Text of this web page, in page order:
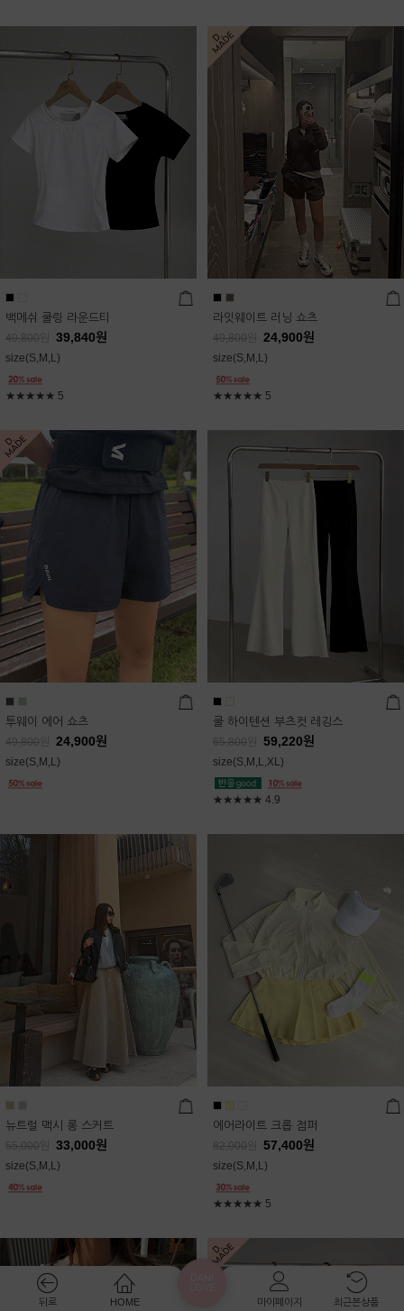
백메쉬 쿨링 라운드티
49,800 39,840원
size(S,M,L)
★★★★★ 5
라잇웨이트 러닝 쇼츠
49,800 24,900원
size(S,M,L)
★★★★★ 5
투웨이 에어 쇼츠
49,800 24,900원
size(S,M,L)
쿨 하이텐션 부츠컷 레깅스
65,800 59,220원
size(S,M,L,XL)
★★★★★ 4.9
뉴트럴 맥시 롱 스커트
55,000 33,000원
size(S,M,L)
에어라이트 크롭 점퍼
82,000 57,400원
size(S,M,L)
★★★★★ 5
뒤로 HOME
마이페이지
최근본상품